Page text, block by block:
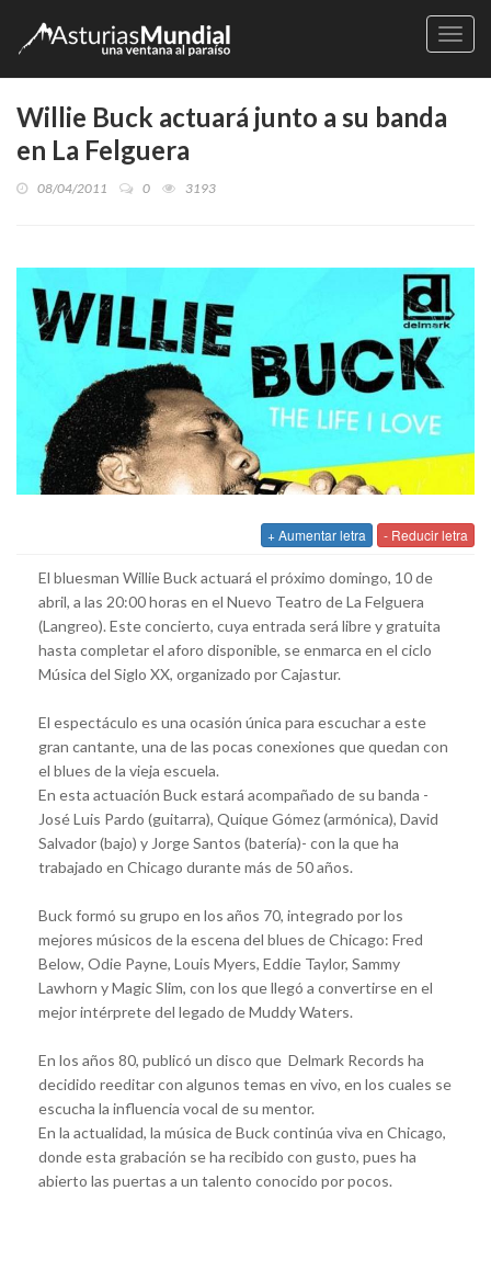
Willie Buck actuará junto a su banda
en La Felguera
08/04/2011 0 3193
+ Aumentar letra - Reducir letra
El bluesman Willie Buck actuará el próximo domingo, 10 de
abril, a las 20:00 horas en el Nuevo Teatro de La Felguera
(Langreo). Este concierto, cuya entrada será libre y gratuita
hasta completar el aforo disponible, se enmarca en el ciclo
Música del Siglo XX, organizado por Cajastur.
El espectáculo es una ocasión única para escuchar a este
gran cantante, una de las pocas conexiones que quedan con
el blues de la vieja escuela.
En esta actuación Buck estará acompañado de su banda -
José Luis Pardo (guitarra), Quique Gómez (armónica), David
Salvador (bajo) y Jorge Santos (batería)- con la que ha
trabajado en Chicago durante más de 50 años.
Buck formó su grupo en los años 70, integrado por los
mejores músicos de la escena del blues de Chicago: Fred
Below, Odie Payne, Louis Myers, Eddie Taylor, Sammy
Lawhorn y Magic Slim, con los que llegó a convertirse en el
mejor intérprete del legado de Muddy Waters.
En los años 80, publicó un disco que Delmark Records ha
decidido reeditar con algunos temas en vivo, en los cuales se
escucha la influencia vocal de su mentor.
En la actualidad, la música de Buck continúa viva en Chicago,
donde esta grabación se ha recibido con gusto, pues ha
abierto las puertas a un talento conocido por pocos.